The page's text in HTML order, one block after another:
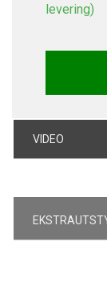
levering)
VIDEO